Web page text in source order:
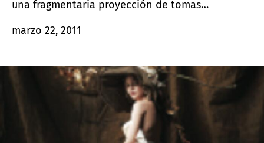
una fragmentaria proyección de tomas
de Igor Stravinsky.
marzo 22, 2011